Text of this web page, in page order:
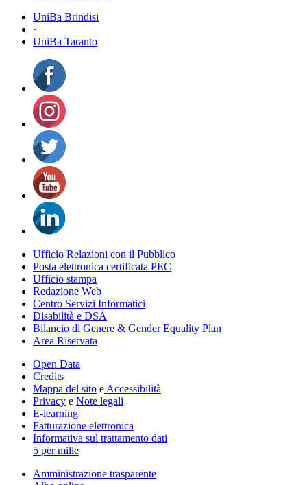
UniBa Brindisi
·
UniBa Taranto
Ufficio Relazioni con il Pubblico
Posta elettronica certificata PEC
Ufficio stampa
Redazione Web
Centro Servizi Informatici
Disabilità e DSA
Bilancio di Genere & Gender Equality Plan
Area Riservata
Open Data
Credits
Mappa del sito e Accessibilità
Privacy e Note legali
E-learning
Fatturazione elettronica
Informativa sul trattamento dati
5 per mille
Amministrazione trasparente